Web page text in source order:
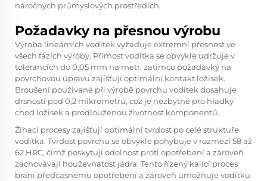
náročných průmyslových prostředích.
Požadavky na přesnou výrobu
Výroba lineárních vodítek vyžaduje extrémní přesnost ve
všech fázích výroby. Přímost vodítka se obvykle udržuje v
tolerancích do 0,05 mm na metr, zatímco požadavky na
povrchovou úpravu zajišťují optimální kontakt ložisek.
Broušení používané při výrobě povrchu vodítek dosahuje
drsnosti pod 0,2 mikrometru, což je nezbytné pro hladký
chod ložisek a prodlouženou životnost komponentů.
Žíhací procesy zajišťují optimální tvrdost po celé struktuře
vodítka. Tvrdost povrchu se obvykle pohybuje v rozmezí 58 až
62 HRC, čímž poskytují odolnost proti opotřebení a zároveň
zachovávají houževnatost jádra. Tento řízený kalící proces
brání předčasnému opotřebení a zároveň umožňuje vodítku